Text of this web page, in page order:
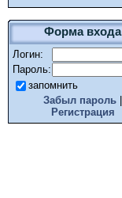
Форма входа
Логин:
Пароль:
запомнить
Забыл пароль
Регистрация